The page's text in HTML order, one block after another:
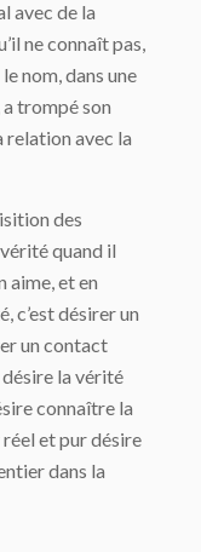
avec de la
ne connaît pas,
nom, dans une
trompé son
relation avec la
des
quand il
aime, et en
c’est désirer un
un contact
désire la vérité
connaître la
réel et pur désire
dans la